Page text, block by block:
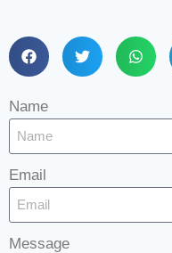
Name
Email
Message